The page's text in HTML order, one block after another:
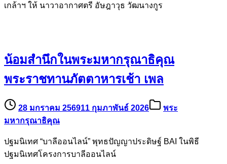
เกล้าฯ ให้ นาวาอากาศตรี อัษฎาวุธ วัฒนางกูร
น้อมสำนึกในพระมหากรุณาธิคุณ
พระราชทานภัตตาหารเช้า เพล
28 มกราคม 256911 กุมภาพันธ์ 2026
พระ
มหากรุณาธิคุณ
ปฐมนิเทศ “บาลีออนไลน์” พุทธปัญญาประดิษฐ์ BAI ในพิธี
ปฐมนิเทศโครงการบาลีออนไลน์